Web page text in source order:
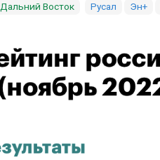
Дальний Восток Русал Эн+